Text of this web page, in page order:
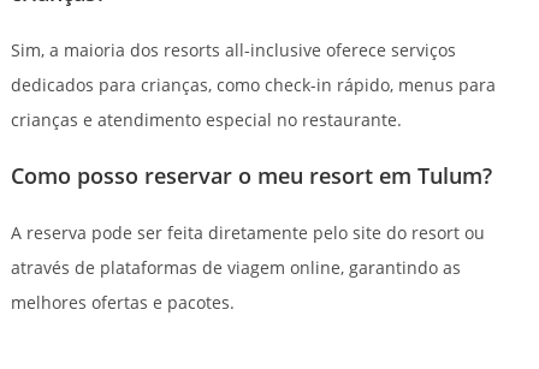
Sim, a maioria dos resorts all-inclusive oferece serviços
dedicados para crianças, como check-in rápido, menus para
crianças e atendimento especial no restaurante.
Como posso reservar o meu resort em Tulum?
A reserva pode ser feita diretamente pelo site do resort ou
através de plataformas de viagem online, garantindo as
melhores ofertas e pacotes.